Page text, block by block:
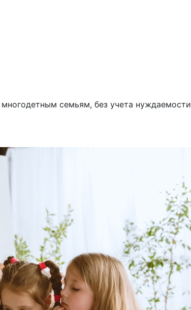
семьям, без учета нуждаемости